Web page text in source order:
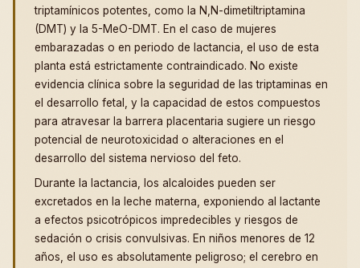
triptamínicos potentes, como la N,N-dimetiltriptamina
(DMT) y la 5-MeO-DMT. En el caso de mujeres
embarazadas o en periodo de lactancia, el uso de esta
planta está estrictamente contraindicado. No existe
evidencia clínica sobre la seguridad de las triptaminas en
el desarrollo fetal, y la capacidad de estos compuestos
para atravesar la barrera placentaria sugiere un riesgo
potencial de neurotoxicidad o alteraciones en el
desarrollo del sistema nervioso del feto.
Durante la lactancia, los alcaloides pueden ser
excretados en la leche materna, exponiendo al lactante
a efectos psicotrópicos impredecibles y riesgos de
sedación o crisis convulsivas. En niños menores de 12
años, el uso es absolutamente peligroso; el cerebro en